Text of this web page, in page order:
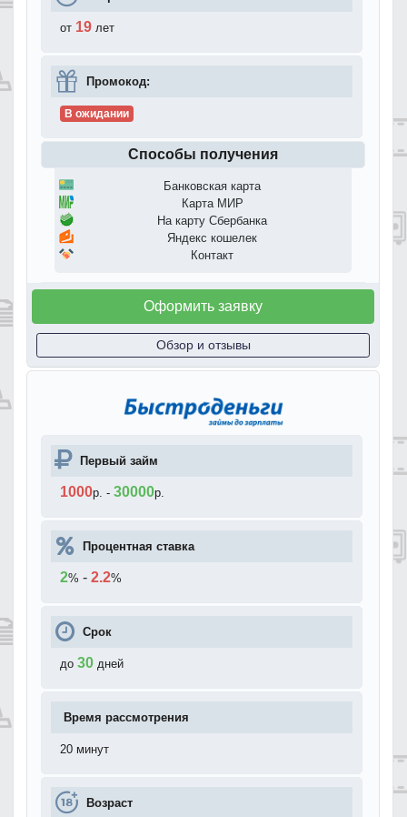
от 19 лет
Промокод:
В ожидании
Способы получения
Банковская карта
Карта МИР
На карту Сбербанка
Яндекс кошелек
Контакт
Оформить заявку
Обзор и отзывы
Первый займ
1000р. - 30000р.
Процентная ставка
2% - 2.2%
Срок
до 30 дней
Время рассмотрения
20 минут
Возраст